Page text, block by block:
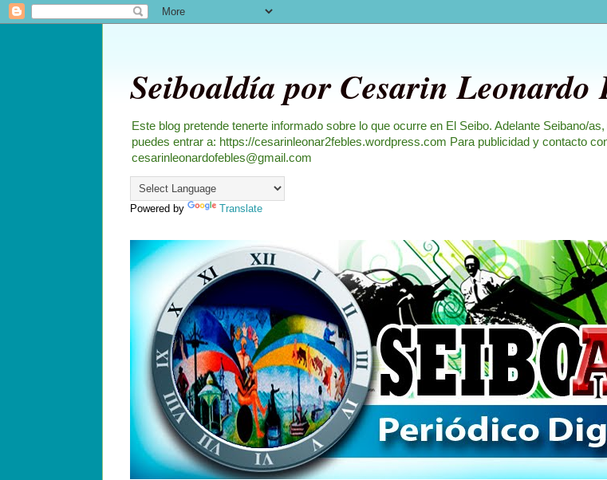
Seiboaldía por Cesarin Leonardo
Este blog pretende tenerte informado sobre lo que ocurre en El Seibo. Adelante Seibano/
puedes entrar a: https://cesarinleonar2febles.wordpress.com Para publicidad y contacto
cesarinleonardofebles@gmail.com
Powered by Translate